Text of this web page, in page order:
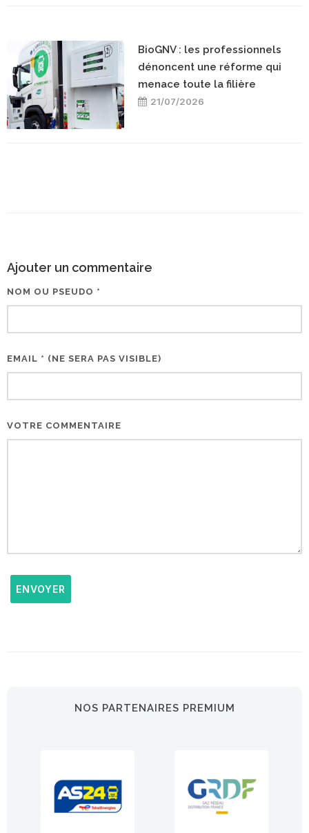
BioGNV : les professionnels
dénoncent une réforme qui
menace toute la filière
21/07/2026
Ajouter un commentaire
NOM OU PSEUDO *
EMAIL * (NE SERA PAS VISIBLE)
VOTRE COMMENTAIRE
ENVOYER
NOS PARTENAIRES PREMIUM